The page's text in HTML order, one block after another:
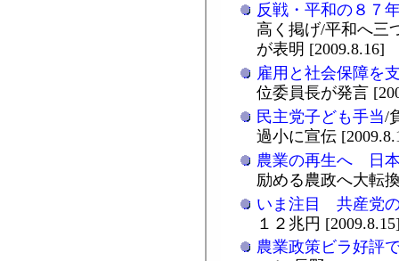
反戦・平和の８７
高く掲げ/平和へ三
が表明 [2009.8.16]
雇用と社会保障を
位委員長が発言
民主党子ども手当/
過小に宣伝
農業の再生へ 日
励める農政へ大転
いま注目 共産党
１２兆円
農業政策ビラ好評